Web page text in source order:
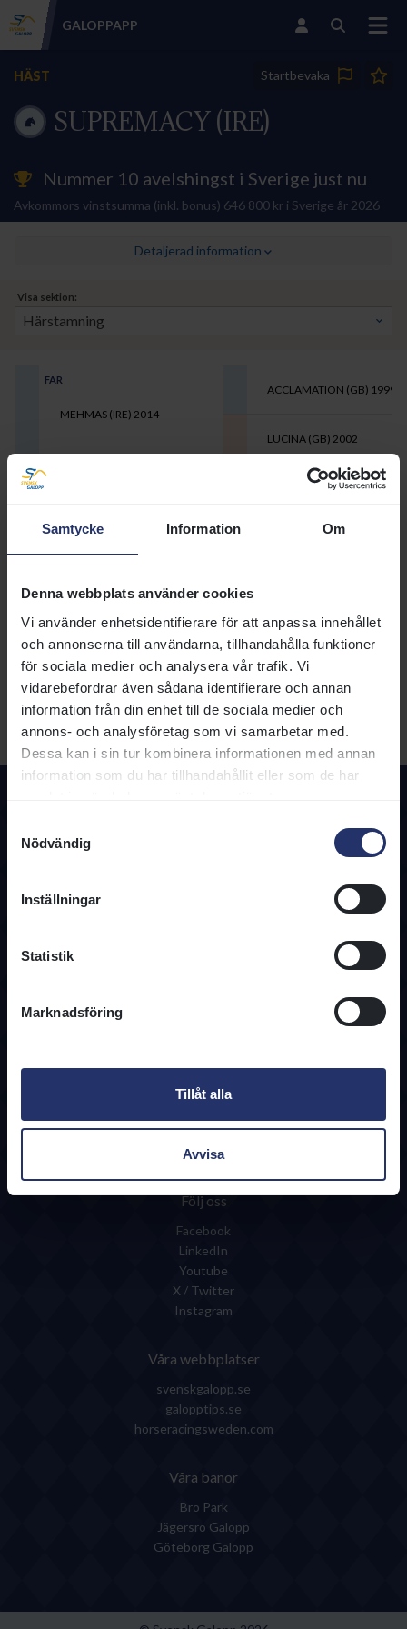
Samtycke Information Om
Denna webbplats använder cookies
Vi använder enhetsidentifierare för att anpassa innehållet
och annonserna till användarna, tillhandahålla funktioner
för sociala medier och analysera vår trafik. Vi
vidarebefordrar även sådana identifierare och annan
information från din enhet till de sociala medier och
annons- och analysföretag som vi samarbetar med.
Dessa kan i sin tur kombinera informationen med annan
information som du har tillhandahållit eller som de har
Nödvändig
Inställningar
Statistik
Marknadsföring
Tillåt alla
Avvisa
GALOPPAPP
Startbevaka
HÄST
SUPREMACY (IRE)
Nummer 10 avelshingst i Sverige just nu
Avkommors vinstsumma (inkl. bonus) 646 800 kr i Sverige år 2026
Detaljerad information
Visa sektion:
FAR
MEHMAS (IRE) 2014
MOR
ACCLAMATION (GB) 1999
LUCINA (GB) 2002
ARCANO (IRE)2007
GREAT JOY (IRE)
SIGNALEMENT
Huvud:
Vänster fram:
Höger fram:
Vänster bak:
Höger bak:
Övrigt:
Utf.datum:
Användarvillkor
Integritetspolicy
Regelverk
Tjänster & Blanketter
Följ oss
Facebook
LinkedIn
Youtube
X / Twitter
Instagram
Våra webbplatser
svenskgalopp.se
galopptips.se
horseracingsweden.com
Våra banor
Bro Park
Jägersro Galopp
Göteborg Galopp